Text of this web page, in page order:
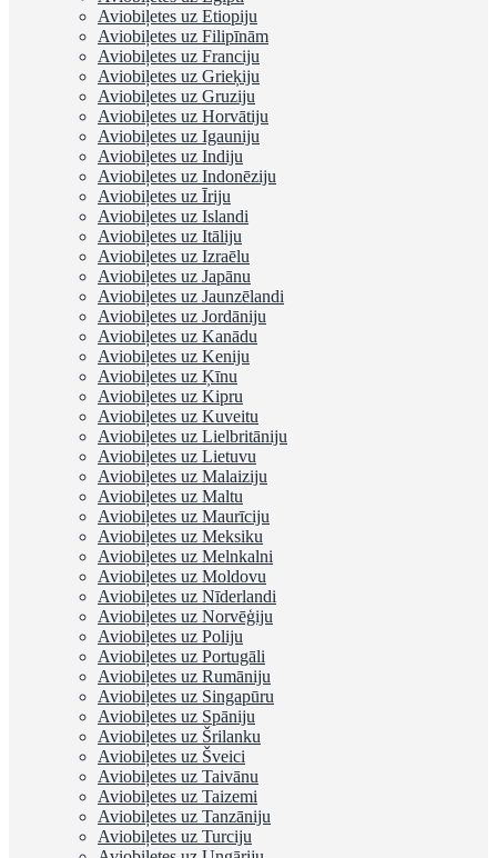
Aviobiļetes uz Etiopiju
Aviobiļetes uz Filipīnām
Aviobiļetes uz Franciju
Aviobiļetes uz Grieķiju
Aviobiļetes uz Gruziju
Aviobiļetes uz Horvātiju
Aviobiļetes uz Igauniju
Aviobiļetes uz Indiju
Aviobiļetes uz Indonēziju
Aviobiļetes uz Īriju
Aviobiļetes uz Islandi
Aviobiļetes uz Itāliju
Aviobiļetes uz Izraēlu
Aviobiļetes uz Japānu
Aviobiļetes uz Jaunzēlandi
Aviobiļetes uz Jordāniju
Aviobiļetes uz Kanādu
Aviobiļetes uz Keniju
Aviobiļetes uz Ķīnu
Aviobiļetes uz Kipru
Aviobiļetes uz Kuveitu
Aviobiļetes uz Lielbritāniju
Aviobiļetes uz Lietuvu
Aviobiļetes uz Malaiziju
Aviobiļetes uz Maltu
Aviobiļetes uz Maurīciju
Aviobiļetes uz Meksiku
Aviobiļetes uz Melnkalni
Aviobiļetes uz Moldovu
Aviobiļetes uz Nīderlandi
Aviobiļetes uz Norvēģiju
Aviobiļetes uz Poliju
Aviobiļetes uz Portugāli
Aviobiļetes uz Rumāniju
Aviobiļetes uz Singapūru
Aviobiļetes uz Spāniju
Aviobiļetes uz Šrilanku
Aviobiļetes uz Šveici
Aviobiļetes uz Taivānu
Aviobiļetes uz Taizemi
Aviobiļetes uz Tanzāniju
Aviobiļetes uz Turciju